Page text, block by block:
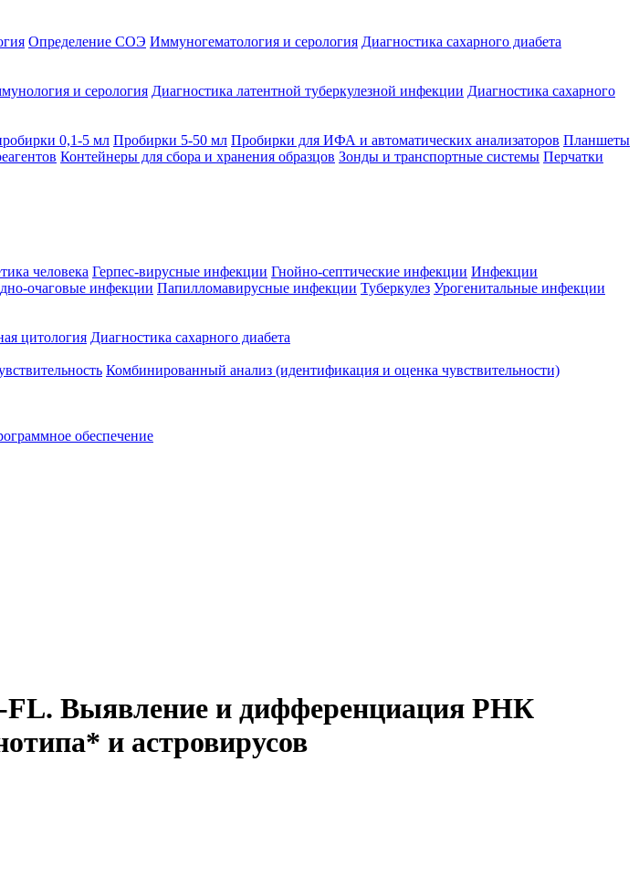
Определение СОЭ Иммуногематология и серология Диагностика сахарного диабета
и серология Диагностика латентной туберкулезной инфекции Диагностика сахарного
0,1-5 мл Пробирки 5-50 мл Пробирки для ИФА и автоматических анализаторов Планшеты
Контейнеры для сбора и хранения образцов Зонды и транспортные системы Перчатки
человека Герпес-вирусные инфекции Гнойно-септические инфекции Инфекции
очаговые инфекции Папилломавирусные инфекции Туберкулез Урогенитальные инфекции
цитология Диагностика сахарного диабета
Комбинированный анализ (идентификация и оценка чувствительности)
обеспечение
Выявление и дифференциация РНК
и астровирусов